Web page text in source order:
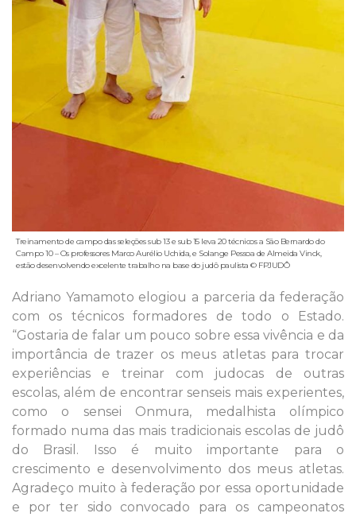
Treinamento de campo das seleções sub 13 e sub 15 leva 20 técnicos a São Bernardo do
Campo 10 – Os professores Marco Aurélio Uchida, e Solange Pessoa de Almeida Vinck,
estão desenvolvendo excelente trabalho na base do judô paulista © FPJUDÔ
Adriano Yamamoto elogiou a parceria da federação
com os técnicos formadores de todo o Estado.
“Gostaria de falar um pouco sobre essa vivência e da
importância de trazer os meus atletas para trocar
experiências e treinar com judocas de outras
escolas, além de encontrar senseis mais experientes,
como o sensei Onmura, medalhista olímpico
formado numa das mais tradicionais escolas de judô
do Brasil. Isso é muito importante para o
crescimento e desenvolvimento dos meus atletas.
Agradeço muito à federação por essa oportunidade
e por ter sido convocado para os campeonatos